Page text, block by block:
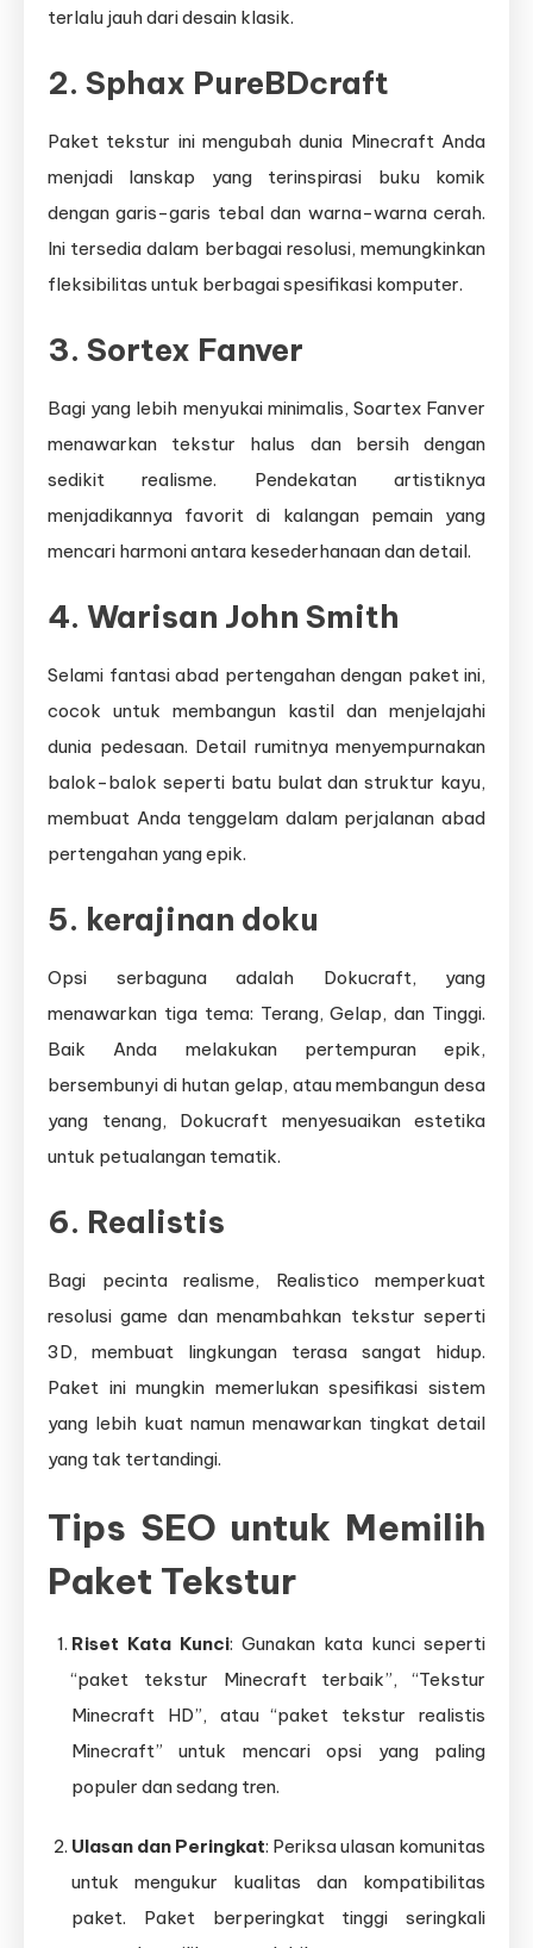
terlalu jauh dari desain klasik.
2. Sphax PureBDcraft
Paket tekstur ini mengubah dunia Minecraft Anda
menjadi lanskap yang terinspirasi buku komik
dengan garis-garis tebal dan warna-warna cerah.
Ini tersedia dalam berbagai resolusi, memungkinkan
fleksibilitas untuk berbagai spesifikasi komputer.
3. Sortex Fanver
Bagi yang lebih menyukai minimalis, Soartex Fanver
menawarkan tekstur halus dan bersih dengan
sedikit realisme. Pendekatan artistiknya
menjadikannya favorit di kalangan pemain yang
mencari harmoni antara kesederhanaan dan detail.
4. Warisan John Smith
Selami fantasi abad pertengahan dengan paket ini,
cocok untuk membangun kastil dan menjelajahi
dunia pedesaan. Detail rumitnya menyempurnakan
balok-balok seperti batu bulat dan struktur kayu,
membuat Anda tenggelam dalam perjalanan abad
pertengahan yang epik.
5. kerajinan doku
Opsi serbaguna adalah Dokucraft, yang
menawarkan tiga tema: Terang, Gelap, dan Tinggi.
Baik Anda melakukan pertempuran epik,
bersembunyi di hutan gelap, atau membangun desa
yang tenang, Dokucraft menyesuaikan estetika
untuk petualangan tematik.
6. Realistis
Bagi pecinta realisme, Realistico memperkuat
resolusi game dan menambahkan tekstur seperti
3D, membuat lingkungan terasa sangat hidup.
Paket ini mungkin memerlukan spesifikasi sistem
yang lebih kuat namun menawarkan tingkat detail
yang tak tertandingi.
Tips SEO untuk Memilih
Paket Tekstur
Riset Kata Kunci: Gunakan kata kunci seperti
“paket tekstur Minecraft terbaik”, “Tekstur
Minecraft HD”, atau “paket tekstur realistis
Minecraft” untuk mencari opsi yang paling
populer dan sedang tren.
Ulasan dan Peringkat: Periksa ulasan komunitas
untuk mengukur kualitas dan kompatibilitas
paket. Paket berperingkat tinggi seringkali